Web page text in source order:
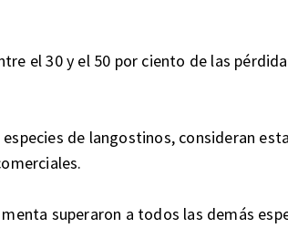
el 30 y el 50 por ciento de las
de langostinos, consideran
superaron a todos las demás